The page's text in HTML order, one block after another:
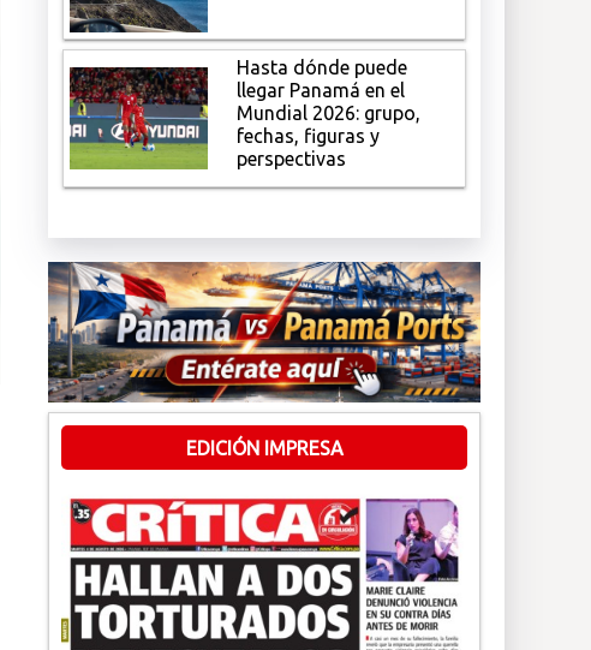
Hasta dónde puede
llegar Panamá en el
Mundial 2026: grupo,
fechas, figuras y
perspectivas
EDICIÓN IMPRESA